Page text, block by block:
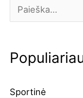
k
Sportinė